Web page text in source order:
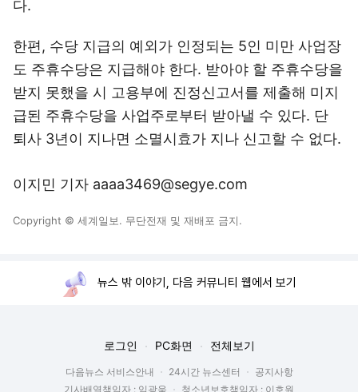
다.
한편, 수당 지급의 예외가 인정되는 5인 미만 사업장
도 주휴수당은 지급해야 한다. 받아야 할 주휴수당을
받지 못했을 시 고용부에 진정신고서를 제출해 미지
급된 주휴수당을 사업주로부터 받아낼 수 있다. 단
퇴사 3년이 지나면 소멸시효가 지나 신고할 수 없다.
이지민 기자 aaaa3469@segye.com
Copyright © 세계일보. 무단전재 및 재배포 금지.
뉴스 밖 이야기, 다음 커뮤니티 웹에서 보기
로그인 PC화면 전체보기
다음뉴스 서비스안내 24시간 뉴스센터
공지사항
기사배열책임자 : 임광욱
청소년보호책임자 : 이호원